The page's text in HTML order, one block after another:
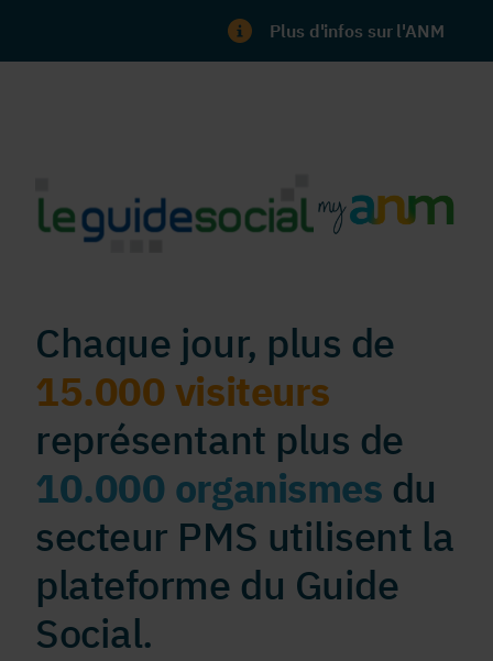
Plus d'infos sur l'ANM
Chaque jour, plus de
15.000 visiteurs
représentant plus de
10.000 organismes du
secteur PMS utilisent la
plateforme du Guide
Social.